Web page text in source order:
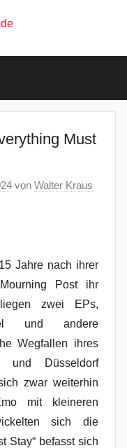
Must
von Walter Kraus
Jahre nach ihrer
Post ihr
zwei EPs,
und andere
Wegfallen ihres
und Düsseldorf
zwar weiterhin
mit kleineren
sich die
Stay“ befasst sich